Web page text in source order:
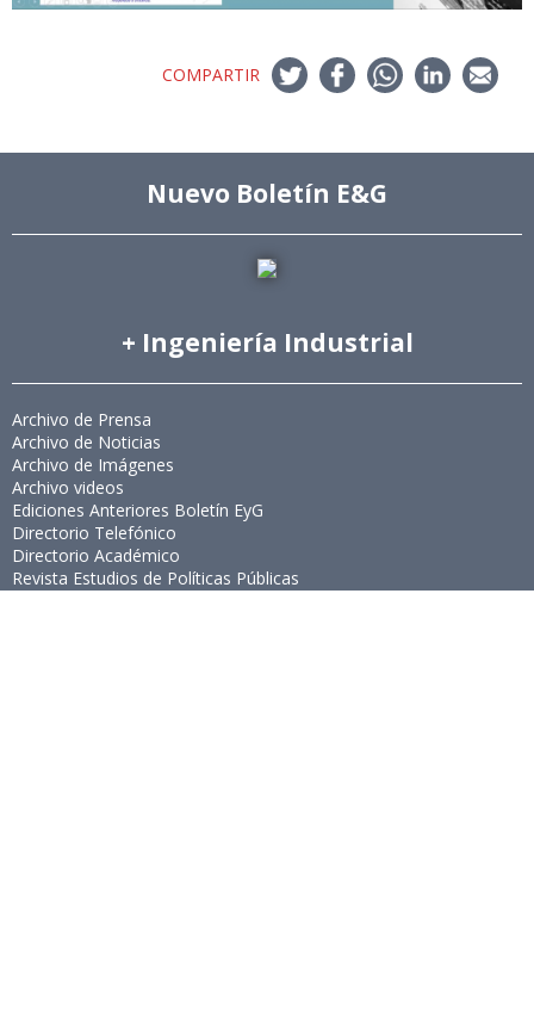
COMPARTIR
Nuevo Boletín E&G
+ Ingeniería Industrial
Archivo de Prensa
Archivo de Noticias
Archivo de Imágenes
Archivo videos
Ediciones Anteriores Boletín EyG
Directorio Telefónico
Directorio Académico
Revista Estudios de Políticas Públicas